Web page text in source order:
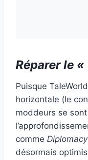
Réparer le
Puisque
horizontale (le
moddeurs se
comme Diplomacy
désormais